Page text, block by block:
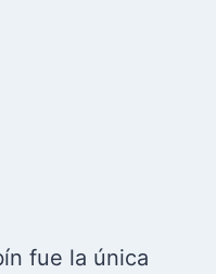
fue la única